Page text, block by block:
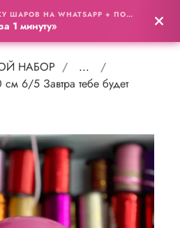
0
НАБОР
...
6/5 Завтра тебе будет
ПОЛУЧИТЕ ПОДБОРКУ ШАРОВ НА WHATSAPP + ПОДАРОК
1 минуту»